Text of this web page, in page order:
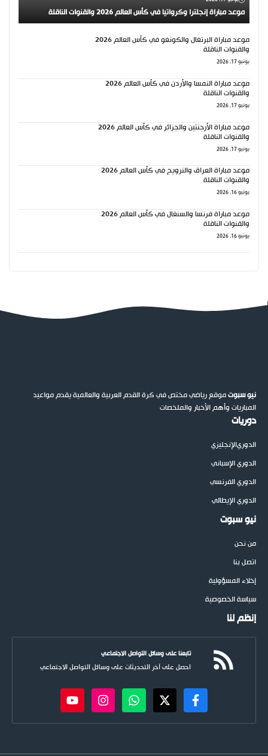
موعد مباراة إنجلترا وكرواتيا في كأس العالم 2026 والقنوات الناقلة
موعد مباراة البرتغال والكونغو في كأس العالم 2026
والقنوات الناقلة
يونيو 17, 2026
موعد مباراة النمسا والأردن في كأس العالم 2026
والقنوات الناقلة
يونيو 17, 2026
موعد مباراة الأرجنتين والجزائر في كأس العالم 2026
والقنوات الناقلة
يونيو 17, 2026
موعد مباراة العراق والنرويج في كأس العالم 2026
والقنوات الناقلة
يونيو 16, 2026
موعد مباراة فرنسا والسنغال في كأس العالم 2026
والقنوات الناقلة
يونيو 16, 2026
نيو سبوتموقع رياضي مختص في كرة القدم العربية والعالمية يقدم مواعيد
المباريات وأهم الأخبار والملخصات
دوريات
الدوريالإنجليزي
الدوري الإسباني
الدوري الفرنسي
الدوري الإيطالي
نيو سبوت
من نحن
اتصل بنا
إخلاء المسؤولية
سياسة الخصوصية
إنظم لنا
تابعنا على وسائل التواصل الاجتماعي
احصل على آخر التحديثات على وسائل التواصل الاجتماعي